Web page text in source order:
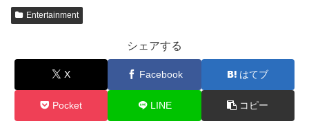
Entertainment
シェアする
X Facebook はてブ
Pocket LINE コピー